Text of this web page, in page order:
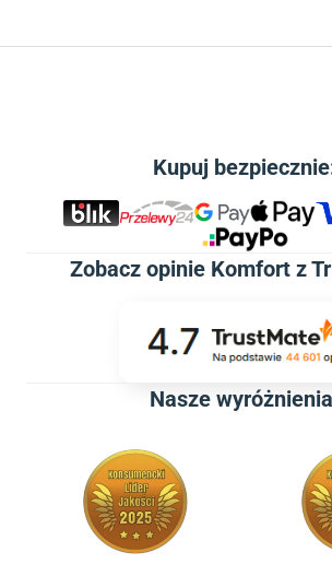
Kupuj
Zobacz opinie Komfort z
Nasze